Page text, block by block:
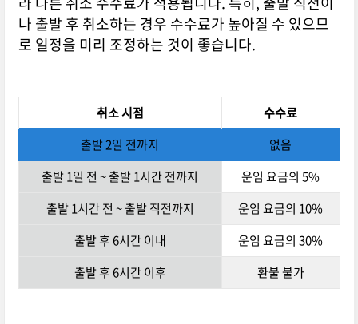
나 출발 후 취소하는 경우 수수료가 높아질 수 있으므
로 일정을 미리 조정하는 것이 좋습니다.
취소 시점
수수료
출발 2일 전까지
없음
출발 1일 전 ~ 출발 1시간 전까지
운임 요금의 5%
출발 1시간 전 ~ 출발 직전까지
운임 요금의 10%
출발 후 6시간 이내
운임 요금의 30%
출발 후 6시간 이후
환불 불가